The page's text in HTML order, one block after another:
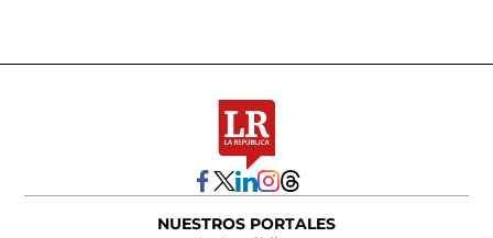
NUESTROS PORTALES